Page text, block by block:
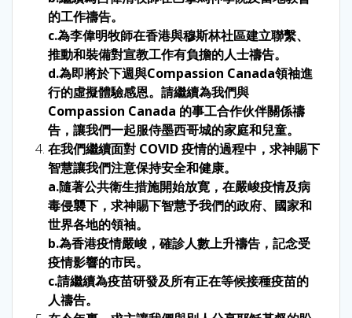
的工作禱告。
c.為李偉明牧師在香港與穆斯林社區建立聯繫、
推動和裝備對宣教工作有負擔的人士禱告。
d.為即將於下週與Compassion Canada領袖進
行的虛擬體驗感恩。請繼續為我們與
Compassion Canada 的事工合作伙伴關係禱
告，讓我們一起服侍墨西哥城的家庭和兒童。
在我們繼續面對 COVID 疫情的過程中，求神賜下
智慧讓我們注意保持安全和健康。
a.隨著公共衛生措施開始放寛，在嚴峻疫情及病
毒侵襲下，求神賜下智慧予我們的政府、國家和
世界各地的領袖。
b.為香港疫情嚴峻，確診人數上升禱告，記念受
疫情影響的市民。
c.請繼續為疫苗研發及所有正在等候接種疫苗的
人禱告。